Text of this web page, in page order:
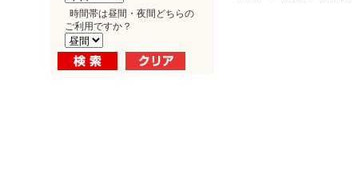
時間帯は昼間・夜間どちらの
ご利用ですか？